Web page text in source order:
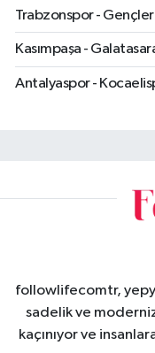
Trabzonspor -
Kasımpaşa -
Antalyaspor -
followlifecomtr,
sadelik ve
kaçınıyor ve